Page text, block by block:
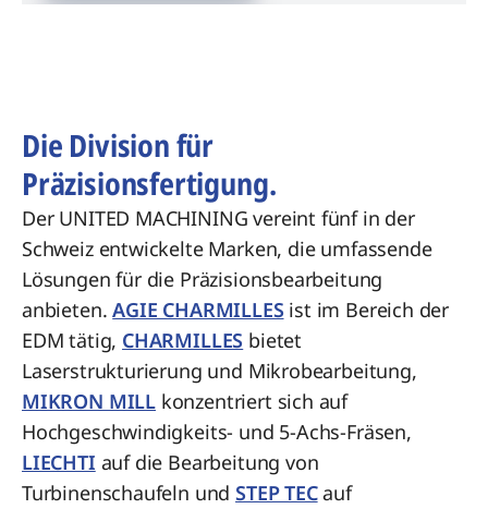
Die Division für
Präzisionsfertigung.
Der UNITED MACHINING vereint fünf in der
Schweiz entwickelte Marken, die umfassende
Lösungen für die Präzisionsbearbeitung
anbieten.AGIE CHARMILLES ist im Bereich der
EDM tätig, CHARMILLES bietet
Laserstrukturierung und Mikrobearbeitung,
MIKRON MILL konzentriert sich auf
Hochgeschwindigkeits- und 5-Achs-Fräsen,
LIECHTI auf die Bearbeitung von
Turbinenschaufeln undSTEP TECauf